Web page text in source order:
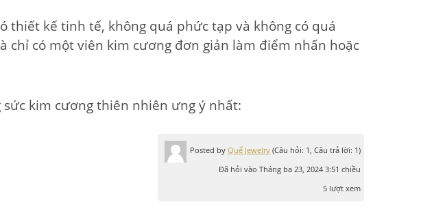
kế tinh tế, không quá phức tạp và không có quá
có một viên kim cương đơn giản làm điểm nhấn hoặc
kim cương thiên nhiên ưng ý nhất:
Posted by Quế Jewelry (Câu hỏi: 1, Câu trả lời: 1)
Đã hỏi vào Tháng ba 23, 2024 3:51 chiều
5 lượt xem